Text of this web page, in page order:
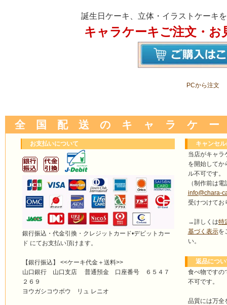
誕生日ケーキ、立体・イラストケーキ
キャラケーキご注文・お
PCから注文
全 国 配 送 の キ ャ ラ ケ
お支払いについて
銀行振込・代金引換・クレジットカード•デビットカー
ド にてお支払い頂けます。
【銀行振込】 <<ケーキ代金＋送料>>
山口銀行 山口支店 普通預金 口座番号 ６５４７
２６９
ヨウガシコウボウ リュ レニオ
キャンセル
当店がキャラ
を開始してか
ル不可です。
（制作前は
info@chara-
受けつけてお
→詳しくは特
基づく表示を
い。
返品につい
食べ物ですの
不可です。
品質には万全